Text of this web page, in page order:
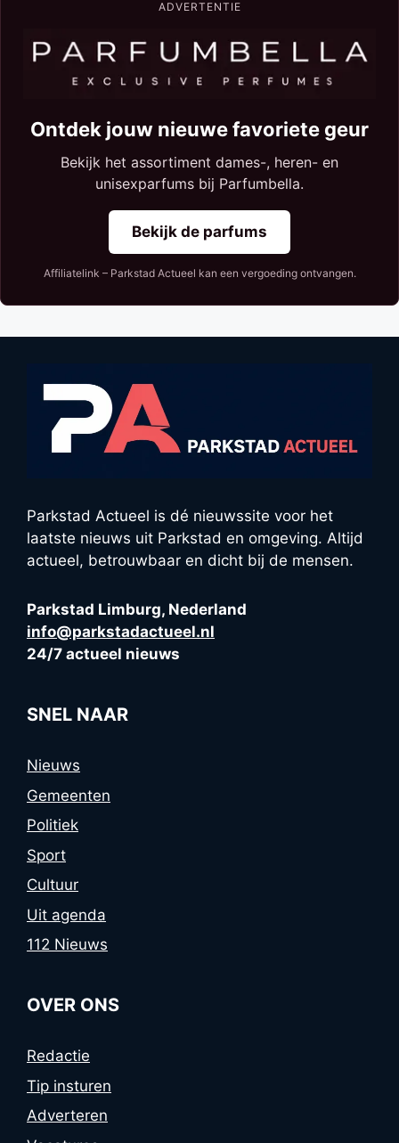
ADVERTENTIE
Ontdek jouw nieuwe favoriete geur
Bekijk het assortiment dames-, heren- en
unisexparfums bij Parfumbella.
Bekijk de parfums
Affiliatelink – Parkstad Actueel kan een vergoeding ontvangen.
Parkstad Actueel is dé nieuwssite voor het
laatste nieuws uit Parkstad en omgeving. Altijd
actueel, betrouwbaar en dicht bij de mensen.
Parkstad Limburg, Nederland
info@parkstadactueel.nl
24/7 actueel nieuws
SNEL NAAR
Nieuws
Gemeenten
Politiek
Sport
Cultuur
Uit agenda
112 Nieuws
OVER ONS
Redactie
Tip insturen
Adverteren